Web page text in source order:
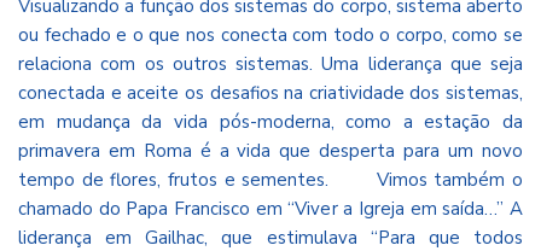
Visualizando a função dos sistemas do corpo, sistema aberto
ou fechado e o que nos conecta com todo o corpo, como se
relaciona com os outros sistemas. Uma liderança que seja
conectada e aceite os desafios na criatividade dos sistemas,
em mudança da vida pós-moderna, como a estação da
primavera em Roma é a vida que desperta para um novo
tempo de flores, frutos e sementes. Vimos também o
chamado do Papa Francisco em “Viver a Igreja em saída…” A
liderança em Gailhac, que estimulava “Para que todos